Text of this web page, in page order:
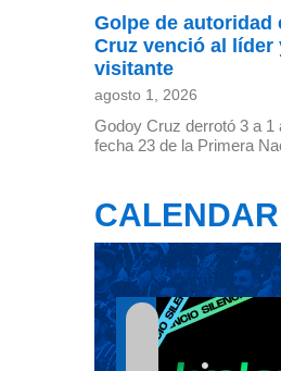
Golpe de autoridad
Cruz venció al líder
visitante
agosto 1, 2026
Godoy Cruz derrotó 3 a
fecha 23 de la Primera